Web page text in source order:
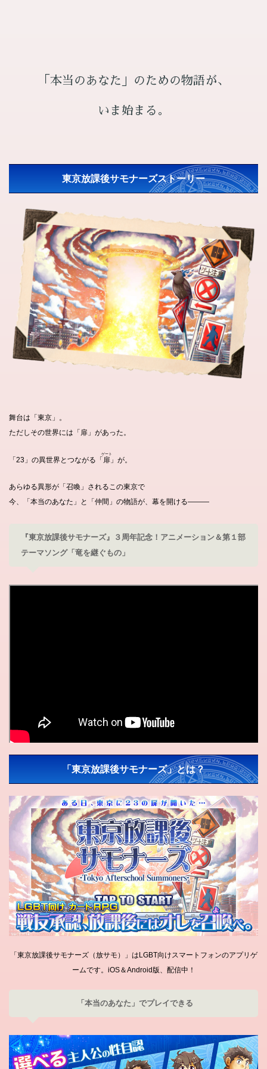
「本当のあなた」のための物語が、
いま始まる。
東京放課後サモナーズストーリー
舞台は「東京」。
ただしその世界には「扉」があった。
「23」の異世界とつながる「 扉
ゲート
」が。
あらゆる異形が「召喚」されるこの東京で
今、「本当のあなた」と「仲間」の物語が、幕を開ける―――
『東京放課後サモナーズ』３周年記念！アニメーション＆第１部
テーマソング「竜を継ぐもの」
「東京放課後サモナーズ」とは？
「東京放課後サモナーズ（放サモ）」はLGBT向けスマートフォンのアプリゲ
ームです。iOS＆Android版、配信中！
「本当のあなた」でプレイできる